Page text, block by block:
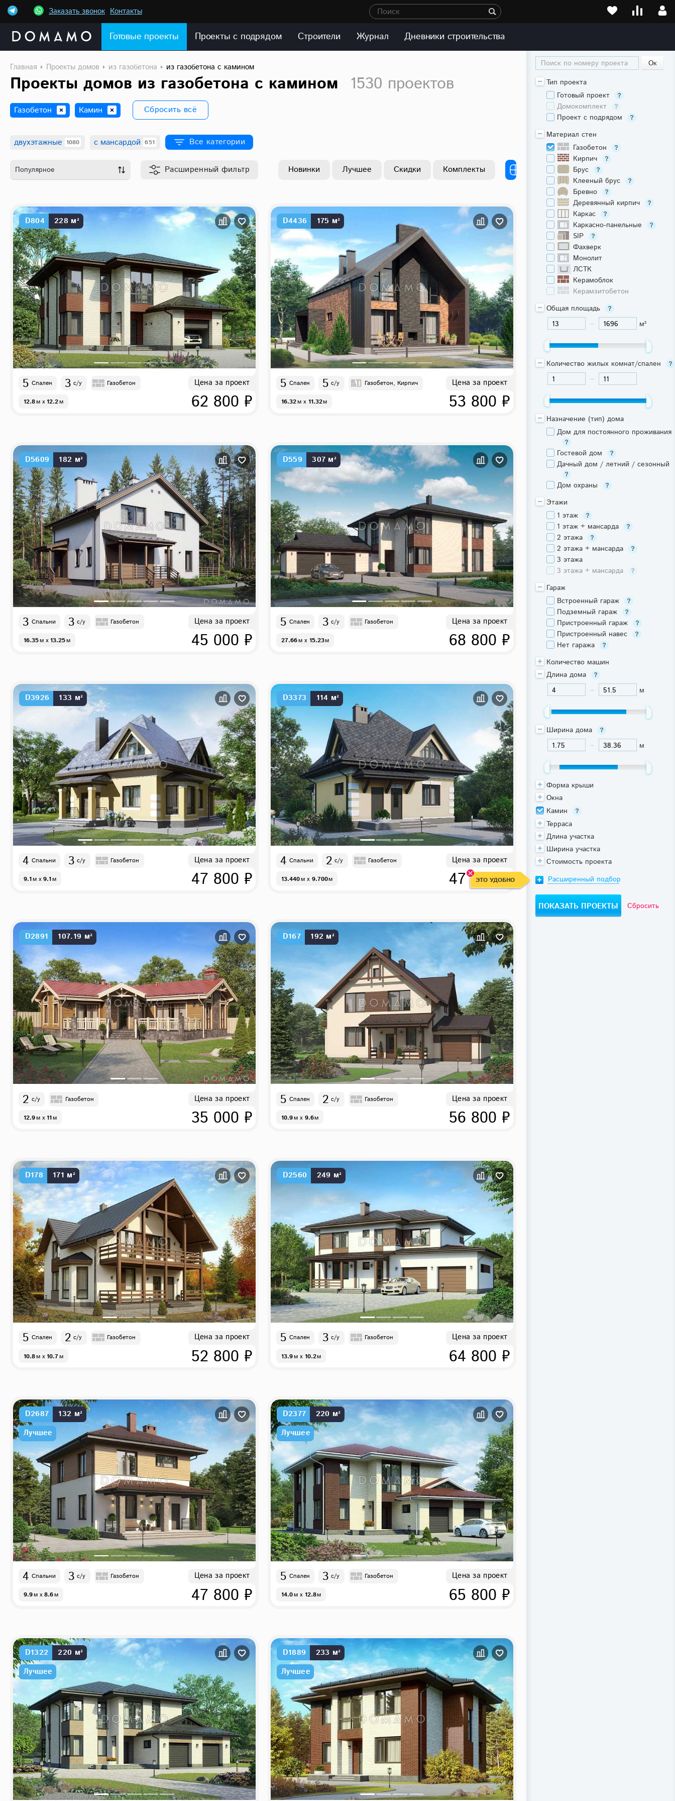
Заказать звонок Контакты Поиск
Готовые проекты Проекты с подрядом Строители Журнал Дневники строительства
Главная Проекты домов из газобетона из газобетона с камином
Проекты домов из газобетона с камином 1530 проектов
Газобетон Камин Сбросить всё
двухэтажные 1080 с мансардой 651 Все категории
Популярное Расширенный фильтр Новинки Лучшее Скидки Комплекты
D804 228 м²
5 Спален 3 с/у Газобетон
12.8м x 12.2м
Цена за проект
62 800 ₽
D4436 175 м²
5 Спален 5 с/у Газобетон, Кирпич
16.32м x 11.32м
Цена за проект
53 800 ₽
D5609 182 м²
3 Спальни 3 с/у Газобетон
16.35м x 13.25м
Цена за проект
45 000 ₽
D559 307 м²
5 Спален 3 с/у Газобетон
27.66м x 15.23м
Цена за проект
68 800 ₽
D3926 133 м²
4 Спальни 3 с/у Газобетон
9.1м x 9.1м
Цена за проект
47 800 ₽
D3373 114 м²
4 Спальни 2 с/у Газобетон
13.440м x 9.700м
Цена за проект
47 800 ₽
D2891 107.19 м²
2 с/у Газобетон
12.9м x 11м
Цена за проект
35 000 ₽
D167 192 м²
5 Спален 2 с/у Газобетон
10.9м x 9.6м
Цена за проект
56 800 ₽
D178 171 м²
5 Спален 2 с/у Газобетон
10.8м x 10.7м
Цена за проект
52 800 ₽
D2560 249 м²
5 Спален 3 с/у Газобетон
13.9м x 10.2м
Цена за проект
64 800 ₽
D2687
132 м²
Лучшее
4 Спальни 3 с/у Газобетон
9.9м x 8.6м
Цена за проект
47 800 ₽
D2377
220 м²
Лучшее
5 Спален 3 с/у Газобетон
14.0м x 12.8м
Цена за проект
65 800 ₽
D1322
220 м²
Лучшее
D1889
233 м²
Лучшее
Поиск по номеру проекта
Тип проекта
Готовый проект
Домокомплект
Проект с подрядом
Материал стен
Газобетон
Кирпич
Брус
Клееный брус
Бревно
Деревянный кирпич
Каркас
Каркасно-панельные
SIP
Фахверк
Монолит
ЛСТК
Керамоблок
Керамзитобетон
Общая площадь
м²
Количество жилых комнат/спален
Назначение (тип) дома
Дом для постоянного проживания
Гостевой дом
Дачный дом / летний / сезонный
Дом охраны
Этажи
1 этаж
1 этаж + мансарда
2 этажа
2 этажа + мансарда
3 этажа
3 этажа + мансарда
Гараж
Встроенный гараж
Подземный гараж
Пристроенный гараж
Пристроенный навес
Нет гаража
Количество машин
Длина дома
м
Ширина дома
м
Форма крыши
Окна
Камин
Терраса
Длина участка
Ширина участка
Стоимость проекта
ЭТО УДОБНО Расширенный подбор
Сбросить